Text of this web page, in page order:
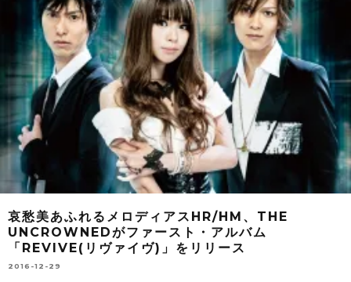
哀愁美あふれるメロディアスHR/HM、THE
UNCROWNEDがファースト・アルバム
「REVIVE(リヴァイヴ)」をリリース
2016-12-29